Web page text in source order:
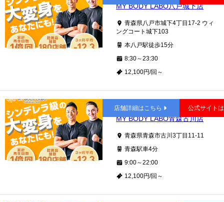
MY BODY LABO八戸城下店
青森県八戸市城下4丁目17-2 ウィ
ングコート城下103
本八戸駅徒歩15分
8:30～23:30
12,100円/回～
青森
MY BODY LABO青森古川店
青森県青森市古川3丁目11-11
青森駅車4分
9:00～22:00
12,100円/回～
店舗詳細はこちら 公式サイト